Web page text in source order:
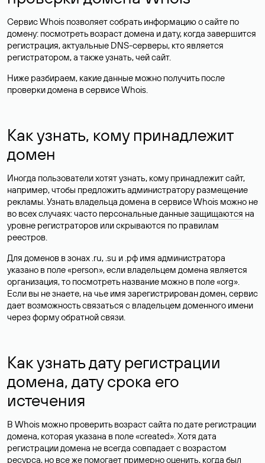
Сервис Whois позволяет собрать информацию о сайте по
домену: посмотреть возраст домена и дату, когда завершится
регистрация, актуальные DNS-серверы, кто является
регистратором, а также узнать, чей сайт.
Ниже разбираем, какие данные можно получить после
проверки домена в сервисе Whois.
Как узнать, кому принадлежит
домен
Иногда пользователи хотят узнать, кому принадлежит сайт,
например, чтобы предложить администратору размещение
рекламы. Узнать владельца домена в сервисе Whois можно не
во всех случаях: часто персональные данныезащищаются на
уровне регистраторов или скрываются по правилам
реестров.
Для доменов в зонах .ru, .su и .рф имя администратора
указано в поле «person», если владельцем домена является
организация, то посмотреть название можно в поле «org».
Если вы не знаете, на чье имя зарегистрирован домен, сервис
дает возможность связаться с владельцем доменного имени
через форму обратной связи.
Как узнать дату регистрации
домена, дату срока его
истечения
В Whois можно проверить возраст сайта по дате регистрации
домена, которая указана в поле «created». Хотя дата
регистрации домена не всегда совпадает с возрастом
ресурса, но все же помогает примерно оценить, когда был